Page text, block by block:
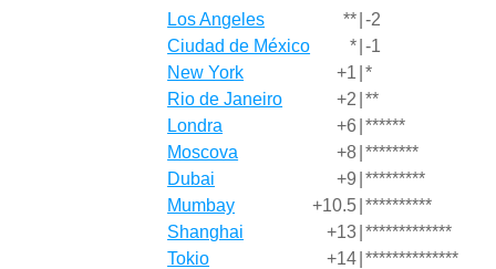
Los Angeles ** -2
Ciudad de México
* -1
New York
+1 *
Rio de Janeiro
+2 **
Londra
+6 ******
Moscova
+8 ********
Dubai
+9 *********
Mumbay
+10.5 **********
Shanghai
+13 *************
Tokio
+14 **************